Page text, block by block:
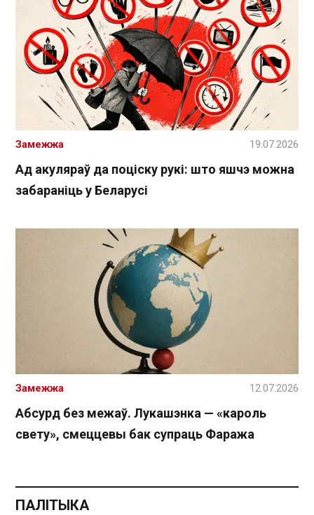
Ад акуляраў да поціску рукі: што яшчэ можна
забараніць у Беларусі
Замежжа 19.07.2026
Абсурд без межаў. Лукашэнка — «кароль
свету», смеццевы бак супраць Фаража
Замежжа 12.07.2026
ПАЛІТЫКА